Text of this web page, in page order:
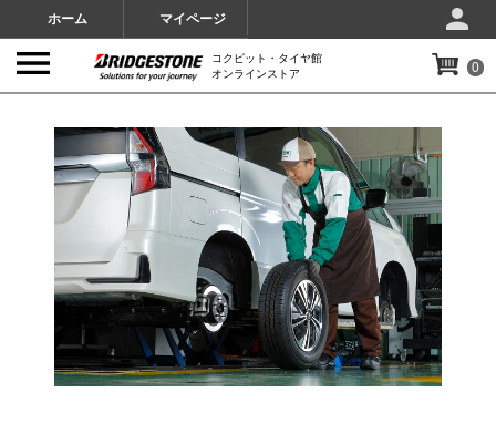
ホーム マイページ
コクピット・タイヤ館
オンラインストア
0